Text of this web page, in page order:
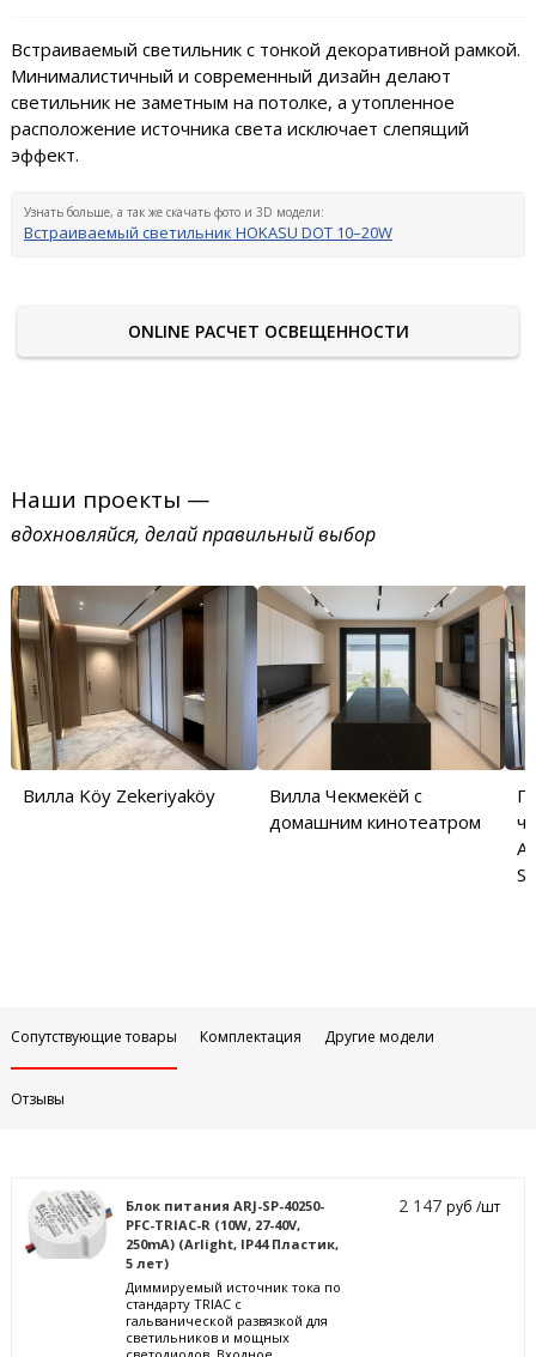
Встраиваемый светильник с тонкой декоративной рамкой.
Минималистичный и современный дизайн делают
светильник не заметным на потолке, а утопленное
расположение источника света исключает слепящий
эффект.
Узнать больше, а так же скачать фото и 3D модели:
Встраиваемый светильник HOKASU DOT 10–20W
ONLINE РАСЧЕТ ОСВЕЩЕННОСТИ
Наши проекты —
вдохновляйся, делай правильный выбор
Вилла Köy Zekeriyaköy
Вилла Чекмекёй с
домашним кинотеатром
Сопутствующие товары Комплектация Другие модели
Отзывы
Блок питания ARJ-SP-40250-
PFC-TRIAC-R (10W, 27-40V,
250mA) (Arlight, IP44 Пластик,
5 лет)
Диммируемый источник тока по
стандарту TRIAC с
гальванической развязкой для
светильников и мощных
2 147руб /шт